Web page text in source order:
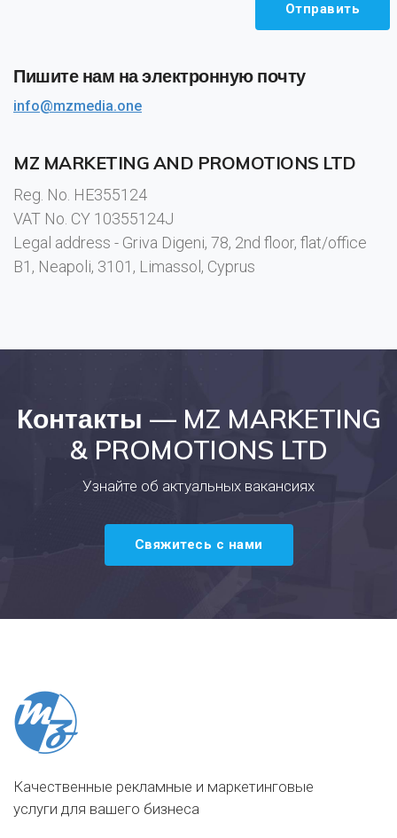
Отправить
Пишите нам на электронную почту
info@mzmedia.one
MZ MARKETING AND PROMOTIONS LTD
Reg. No. HE355124
VAT No. CY 10355124J
Legal address - Griva Digeni, 78, 2nd floor, flat/office
B1, Neapoli, 3101, Limassol, Cyprus
Контакты — MZ MARKETING
& PROMOTIONS LTD
Узнайте об актуальных вакансиях
Свяжитесь с нами
Качественные рекламные и маркетинговые
услуги для вашего бизнеса